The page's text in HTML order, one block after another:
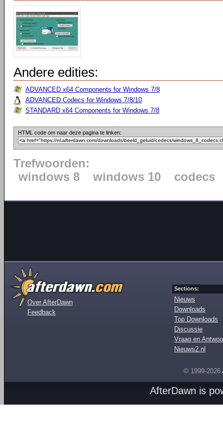
Andere edities:
ADVANCED x64 Components for Windows 7/8
ADVANCED Codecs for Windows 7/8/10
STANDARD x64 Components for Windows 7/8
HTML code om naar deze pagina te linken:
Trefwoorden:
windows 8
windows 10 codecs
Over AfterDawn
Feedback
Sections:
Nieuws
Downloads
Top Downloads
Discussie
Vraag en
Nieuws2.nl
© 1999-2026
AfterDawn is